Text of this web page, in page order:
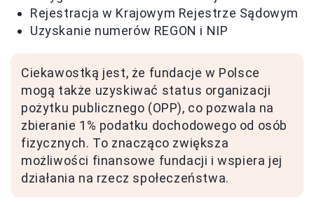
Rejestracja w Krajowym Rejestrze Sądowym
Uzyskanie numerów REGON i NIP
Ciekawostką jest, że fundacje w Polsce
mogą także uzyskiwać status organizacji
pożytku publicznego (OPP), co pozwala na
zbieranie 1% podatku dochodowego od osób
fizycznych. To znacząco zwiększa
możliwości finansowe fundacji i wspiera jej
działania na rzecz społeczeństwa.